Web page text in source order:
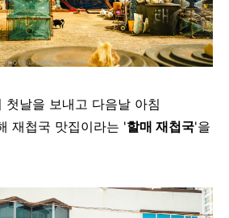
첫날을 보내고 다음날 아침
재첩국 맛집이라는 '할매 재첩국'을